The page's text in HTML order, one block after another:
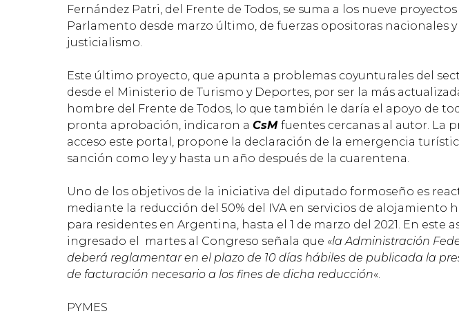
Fernández Patri, del Frente de Todos, se suma a los nueve
Parlamento desde marzo último, de fuerzas opositoras nacionales y
justicialismo.
Este último proyecto, que apunta a problemas coyunturales del
desde el Ministerio de Turismo y Deportes, por ser la más
hombre del Frente de Todos, lo que también le daría el apoyo de
pronta aprobación, indicaron a CsM fuentes cercanas al autor. La
acceso este portal, propone la declaración de la emergencia
sanción como ley y hasta un año después de la cuarentena.
Uno de los objetivos de la iniciativa del diputado formoseño es
mediante la reducción del 50% del IVA en servicios de alojamiento
para residentes en Argentina, hasta el 1 de marzo del 2021. En este
ingresado el martes al Congreso señala que «la Administración
deberá reglamentar en el plazo de 10 días hábiles de publicada la
de facturación necesario a los fines de dicha reducción«.
PYMES